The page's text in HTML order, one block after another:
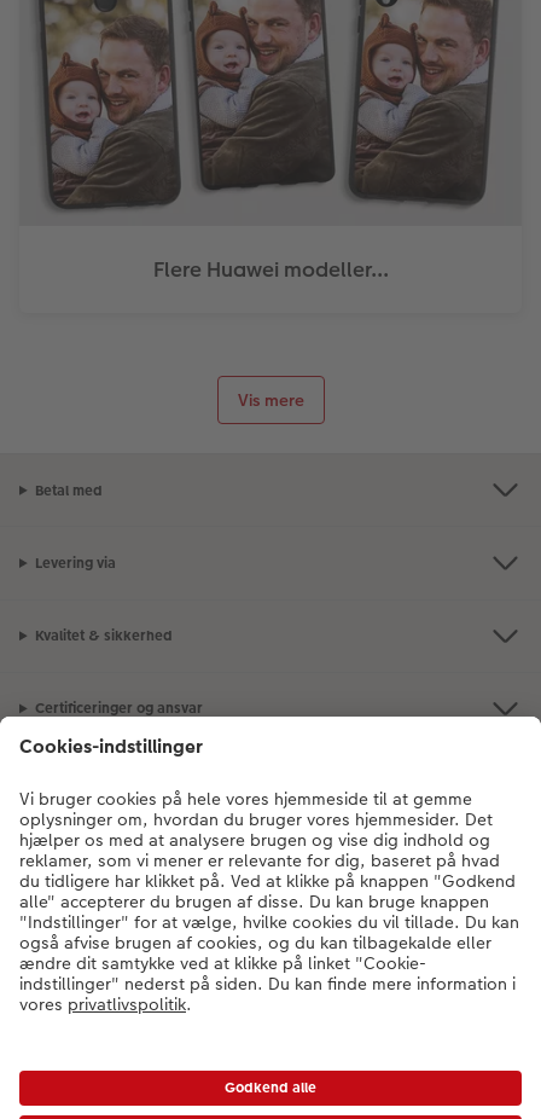
Flere Huawei modeller...
Vis mere
Betal med
Levering via
Kvalitet & sikkerhed
Certificeringer og ansvar
Om os
Fotoprodukter
Andre produkter
Kontakt kundeservice:78 79 78 07- Man-fre: 09:00-20:00 | Søn: 14:00-
20:00 (undtagen helligdage)